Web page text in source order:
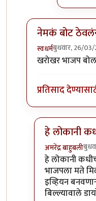
नेमकं बोट
स्वधर्मबुधवार, 26/
In reply toछान
खरोखर भाजप
प्रतिसाद
हे लोकानी
अमरेंद्र बाहुबली
In reply to
हे लोकानी
भाजपला मते
इव्हियन
बिल्ल्यावाले